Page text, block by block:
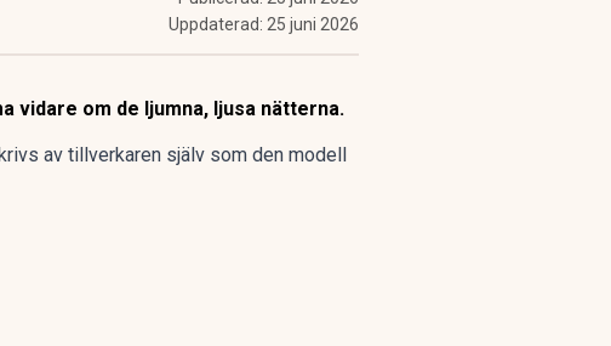
Uppdaterad: 25 juni 2026
vidare om de ljumna, ljusa nätterna.
av tillverkaren själv som den modell